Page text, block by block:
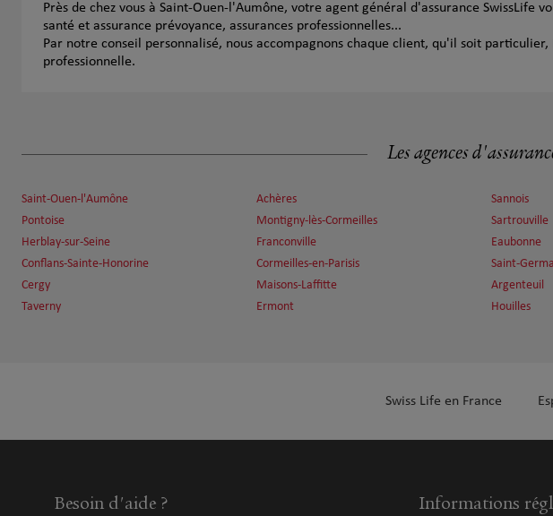
6 Fabrice Besnard
Numéro Voir plus
12.63 km95110 Sannois
Près de chez vous à Saint-Ouen-l'Aumône, votre agent général d'assurance
santé et assurance prévoyance, assurances professionnelles...
Par notre conseil personnalisé, nous accompagnons chaque client, qu'il soit
professionnelle.
Les agences
Saint-Ouen-l'Aumône
Pontoise
Herblay-sur-Seine
Conflans-Sainte-Honorine
Cergy
Taverny
Achères
Montigny-lès-Cormeilles
Franconville
Cormeilles-en-Parisis
Maisons-Laffitte
Ermont
Sannois
Sartrouville
Eaubonne
Saint-
Argenteuil
Houilles
Swiss Life en France
Besoin d'aide ? Informations